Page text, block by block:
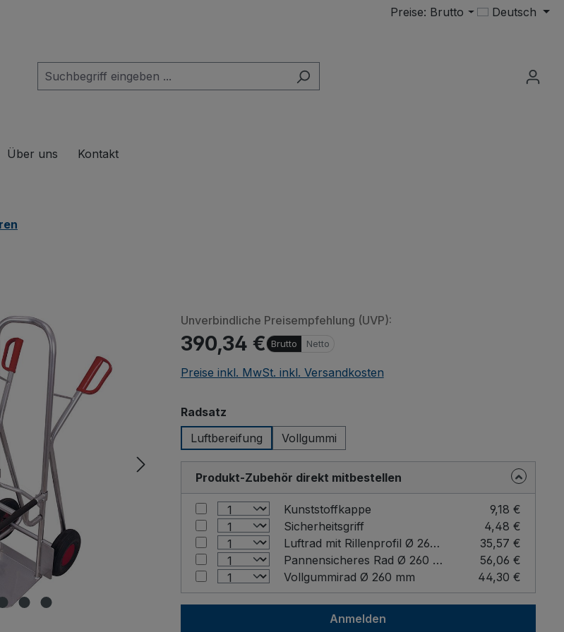
Preise: Brutto Deutsch
Kategorie Produkte
Über uns Kontakt
(YouTube, Vimeo oder andere Quellen) werden
Daten an Drittanbieter übermittelt. Klicken Sie auf
"Erlauben" um das Laden von
Drittanbieterinhalten zu erlauben.
Einstellung merken und alle erlauben Einstellung
Unverbindliche Preisempfehlung (UVP):
390,34 € Brutto Netto
Preise inkl. MwSt. inkl. Versandkosten
Radsatzauswählen
Luftbereifung
Vollgummi
Produkt-Zubehör direkt mitbestellen
Kunststoffkappe
9,18 €
Sicherheitsgriff
4,48 €
Luftrad mit Rillenprofil Ø 260 mm
35,57 €
Pannensicheres Rad Ø 260 mm
56,06 €
Vollgummirad Ø 260 mm
44,30 €
Anmelden